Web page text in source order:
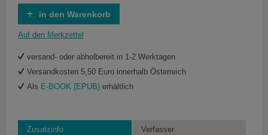
in den Warenkorb
Auf den Merkzettel
versand- oder abholbereit in 1-2 Werktagen
Versandkosten 5,50 Euro innerhalb Österreich
Als E-BOOK (EPUB) erhältlich
Zusatzinfo Verfasser